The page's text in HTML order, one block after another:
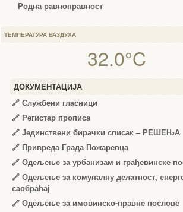
Родна равноправност
ТЕМПЕРАТУРА ВАЗДУХА
32.0°C
ДОКУМЕНТАЦИЈА
🔗 Службени гласници
🔗 Регистар прописа
🔗 Јединствени бирачки списак – РЕШЕЊА
🔗 Привреда Града Пожаревца
🔗 Одељење за урбанизам и грађевинске
🔗 Одељење за комуналну делатност,
саобраћај
🔗 Одељење за имовинско-правне послове